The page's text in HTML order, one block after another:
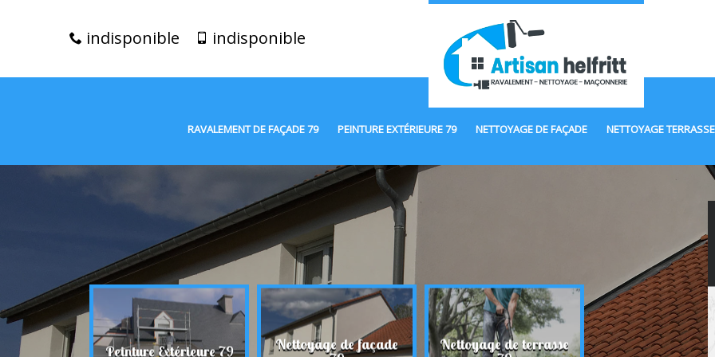
indisponible indisponible
RAVALEMENT DE FAÇADE 79 PEINTURE EXTÉRIEURE 79 NETTOYAGE DE FAÇADE NETTOYAGE
de façade Peinture Extérieure 79 Nettoyage de façade Nettoyage de terrasse Maçonnerie